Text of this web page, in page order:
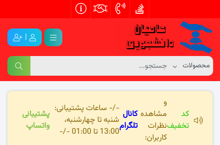
|
کد
تخفیف
و
مشاهده
نظرات
کاربران:
کانال
تلگرام
-/- ساعات پشتیبانی:
شنبه تا چهارشنبه،
13:00 تا 01:00 -/-
پشتیبانی
واتساپ